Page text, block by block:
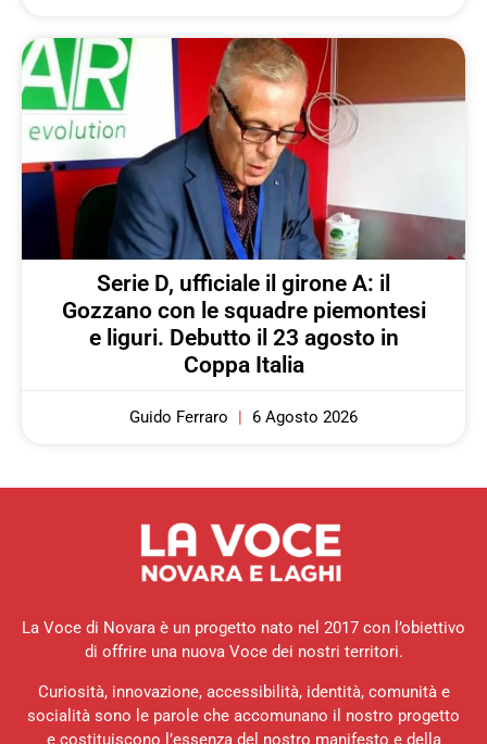
Serie D, ufficiale il girone A: il
Gozzano con le squadre piemontesi
e liguri. Debutto il 23 agosto in
Coppa Italia
Guido Ferraro 6 Agosto 2026
La Voce di Novara è un progetto nato nel 2017 con l’obiettivo
di offrire una nuova Voce dei nostri territori.
Curiosità, innovazione, accessibilità, identità, comunità e
socialità sono le parole che accomunano il nostro progetto
e costituiscono l’essenza del nostro manifesto e della